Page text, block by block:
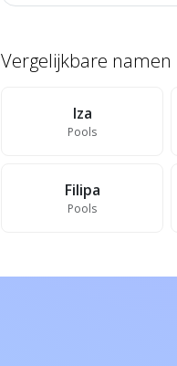
Vergelijkbare namen
Iza
Pools
Filipa
Pools